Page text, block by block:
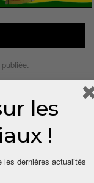
les
!
les dernières actualités